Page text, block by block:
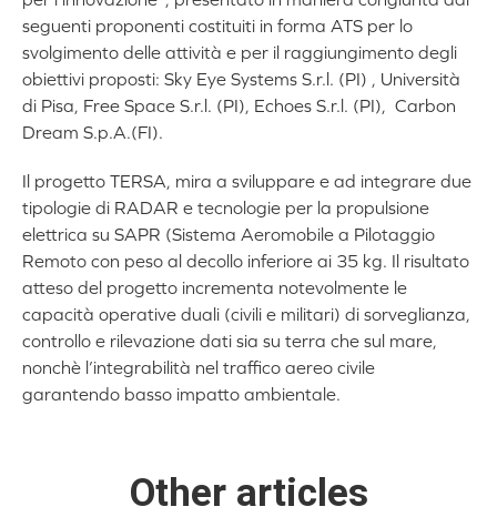
seguenti proponenti costituiti in forma ATS per lo
svolgimento delle attività e per il raggiungimento degli
obiettivi proposti: Sky Eye Systems S.r.l. (PI) , Università
di Pisa, Free Space S.r.l. (PI), Echoes S.r.l. (PI), Carbon
Dream S.p.A.(FI).
Il progetto TERSA, mira a sviluppare e ad integrare due
tipologie di RADAR e tecnologie per la propulsione
elettrica su SAPR (Sistema Aeromobile a Pilotaggio
Remoto con peso al decollo inferiore ai 35 kg. Il risultato
atteso del progetto incrementa notevolmente le
capacità operative duali (civili e militari) di sorveglianza,
controllo e rilevazione dati sia su terra che sul mare,
nonchè l’integrabilità nel traffico aereo civile
garantendo basso impatto ambientale.
Other articles